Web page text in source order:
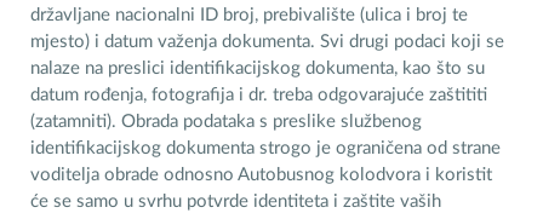
državljane nacionalni ID broj, prebivalište (ulica i broj te
mjesto) i datum važenja dokumenta. Svi drugi podaci koji se
nalaze na preslici identifikacijskog dokumenta, kao što su
datum rođenja, fotografija i dr. treba odgovarajuće zaštititi
(zatamniti). Obrada podataka s preslike službenog
identifikacijskog dokumenta strogo je ograničena od strane
voditelja obrade odnosno Autobusnog kolodvora i koristit
će se samo u svrhu potvrde identiteta i zaštite vaših